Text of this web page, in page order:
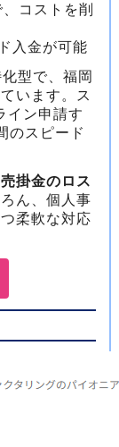
コストを削
入金が可能
型で、福岡
います。ス
イン申請す
のスピード
掛金のロス
ん、個人事
柔軟な対応